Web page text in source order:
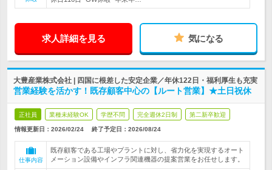
求人詳細を見る 気になる
大豊産業株式会社 | 四国に根差した安定企業／年休122日・福利厚生も充実
営業経験を活かす！既存顧客中心の【ルート営業】★土日祝休
正社員 業種未経験OK 学歴不問 完全週休2日制 第二新卒歓迎
情報更新日：2026/02/24 終了予定日： 2026/08/24
仕事内容
既存顧客である工場やプラントに対し、省力化を実現するオート
メーション設備やインフラ関連機器の提案営業をお任せします。